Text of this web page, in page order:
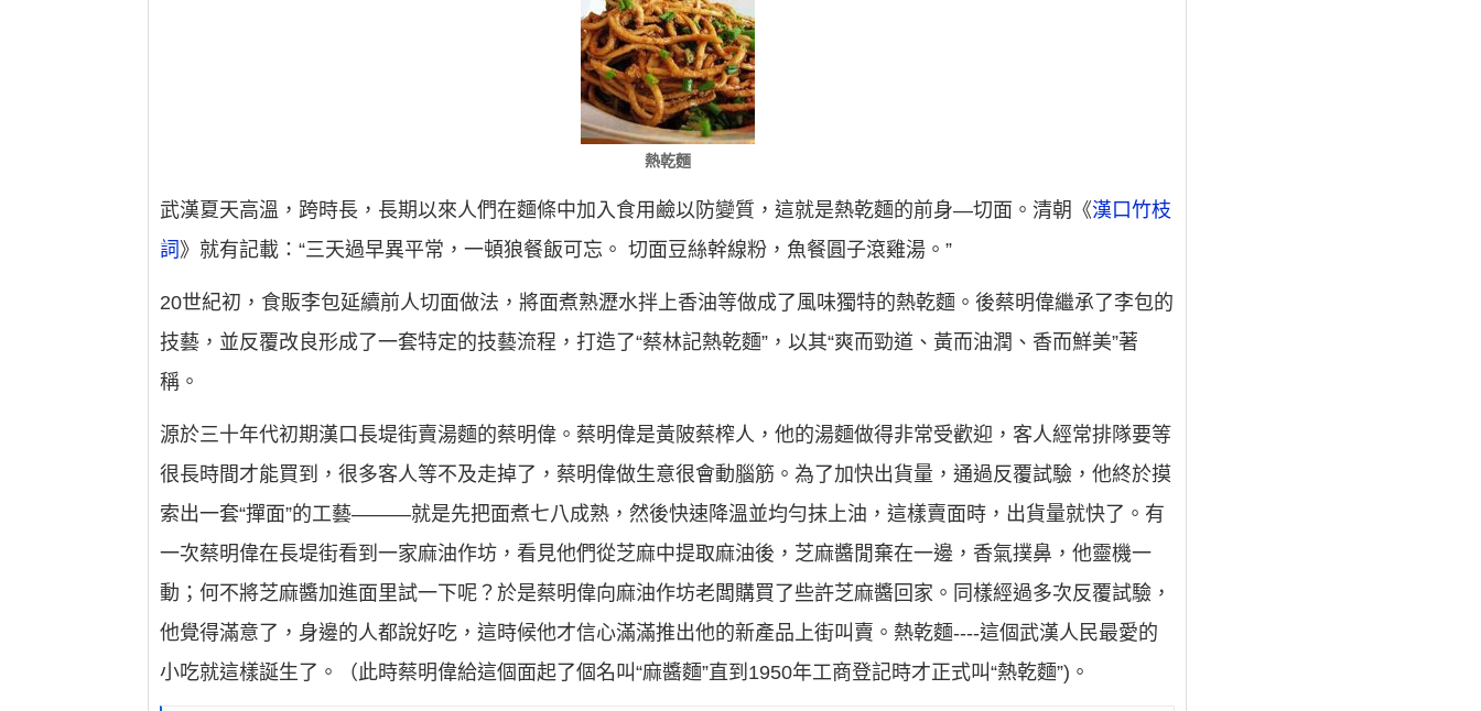
熱乾麵
武漢夏天高溫，跨時長，長期以來人們在麵條中加入食用鹼以防變質，這就是熱乾麵的前身—切面。清朝《漢口竹枝
詞 》就有記載：“三天過早異平常，一頓狼餐飯可忘。 切面豆絲幹線粉，魚餐圓子滾雞湯。”
20世紀初，食販李包延續前人切面做法，將面煮熟瀝水拌上香油等做成了風味獨特的熱乾麵。後蔡明偉繼承了李包的
技藝，並反覆改良形成了一套特定的技藝流程，打造了“蔡林記熱乾麵”，以其“爽而勁道、黃而油潤、香而鮮美”著
稱。
源於三十年代初期漢口長堤街賣湯麵的蔡明偉。蔡明偉是黃陂蔡榨人，他的湯麵做得非常受歡迎，客人經常排隊要等
很長時間才能買到，很多客人等不及走掉了，蔡明偉做生意很會動腦筋。為了加快出貨量，通過反覆試驗，他終於摸
索出一套“撣面”的工藝———就是先把面煮七八成熟，然後快速降溫並均勻抹上油，這樣賣面時，出貨量就快了。有
一次蔡明偉在長堤街看到一家麻油作坊，看見他們從芝麻中提取麻油後，芝麻醬閒棄在一邊，香氣撲鼻，他靈機一
動；何不將芝麻醬加進面里試一下呢？於是蔡明偉向麻油作坊老闆購買了些許芝麻醬回家。同樣經過多次反覆試驗，
他覺得滿意了，身邊的人都說好吃，這時候他才信心滿滿推出他的新產品上街叫賣。熱乾麵----這個武漢人民最愛的
小吃就這樣誕生了。（此時蔡明偉給這個面起了個名叫“麻醬麵”直到1950年工商登記時才正式叫“熱乾麵”)。